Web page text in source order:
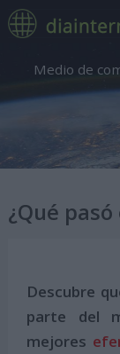
Medio de
¿Qué
Descubre
parte del
mejores